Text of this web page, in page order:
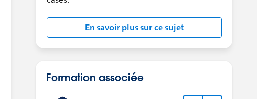
En savoir plus sur ce sujet
Formation associée